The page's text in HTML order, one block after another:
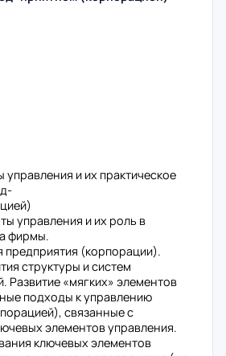
и их практическое
управления и их роль в
фирмы.
предприятия (корпорации).
структуры и систем
Развитие «мягких» элементов
подходы к управлению
связанные с
элементов управления.
ключевых элементов